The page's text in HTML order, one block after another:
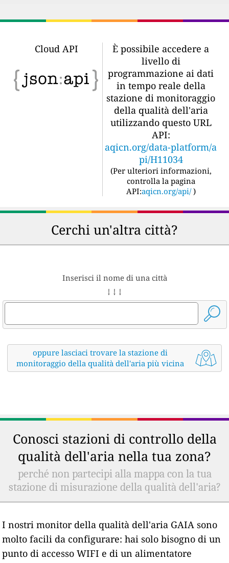
Cloud API
È possibile accedere a
livello di
programmazione ai dati
in tempo reale della
stazione di monitoraggio
della qualità dell'aria
utilizzando questo URL
API:
aqicn.org/data-platform/a
pi/H11034
(Per ulteriori informazioni,
controlla la pagina
API:aqicn.org/api/ )
Cerchi un'altra città?
Inserisci il nome di una città
↓ ↓ ↓
oppure lasciaci trovare la stazione di
monitoraggio della qualità dell'aria più vicina
Conosci stazioni di controllo della
qualità dell'aria nella tua zona?
perché non partecipi alla mappa con la tua
stazione di misurazione della qualità dell'aria?
I nostri monitor della qualità dell'aria GAIA sono
molto facili da configurare: hai solo bisogno di un
punto di accesso WIFI e di un alimentatore